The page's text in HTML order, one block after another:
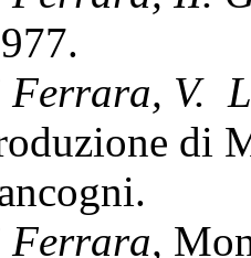
V.
di
Ferrara,